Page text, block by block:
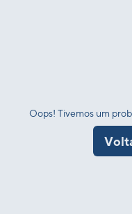
Oops! Tivemos um